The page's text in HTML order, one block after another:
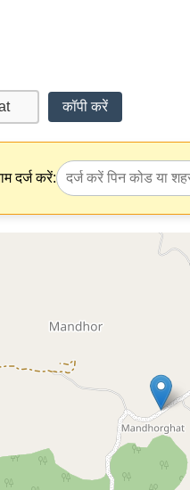
कॉपी करें
दर्ज करें: